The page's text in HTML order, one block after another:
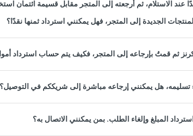
عند الاستلام، ثم أرجعته إلى المتجر مقابل قسيمة ائتمان
الجديدة إلى المتجر، فهل يمكنني استرداد ثمنها نقدًا؟
ثم قمتُ بإرجاعه إلى المتجر، فكيف يتم حساب استرداد
تسليمه، هل يمكنني إرجاعه مباشرة إلى شريككم في التوصيل؟
المبلغ وإلغاء الطلب. بمن يمكنني الاتصال به؟